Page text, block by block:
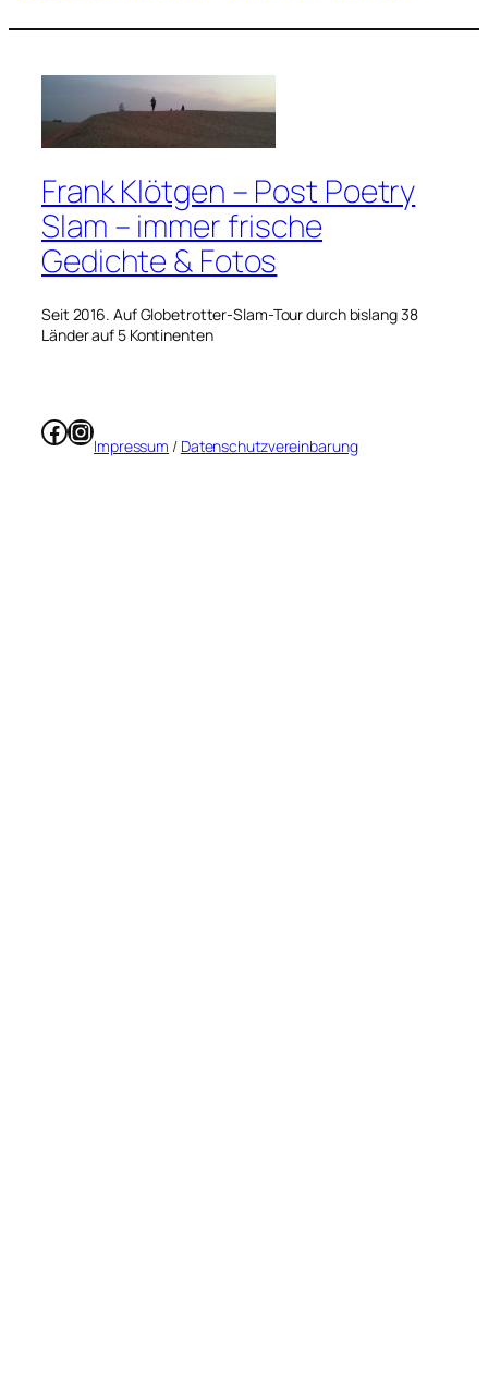
Frank Klötgen – Post Poetry
Slam – immer frische
Gedichte & Fotos
Seit 2016. Auf Globetrotter-Slam-Tour durch bislang 38
Länder auf 5 Kontinenten
Facebook
Instagram
Impressum / Datenschutzvereinbarung